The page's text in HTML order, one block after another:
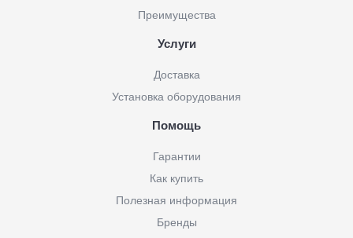
Преимущества
Услуги
Доставка
Установка оборудования
Помощь
Гарантии
Как купить
Полезная информация
Бренды